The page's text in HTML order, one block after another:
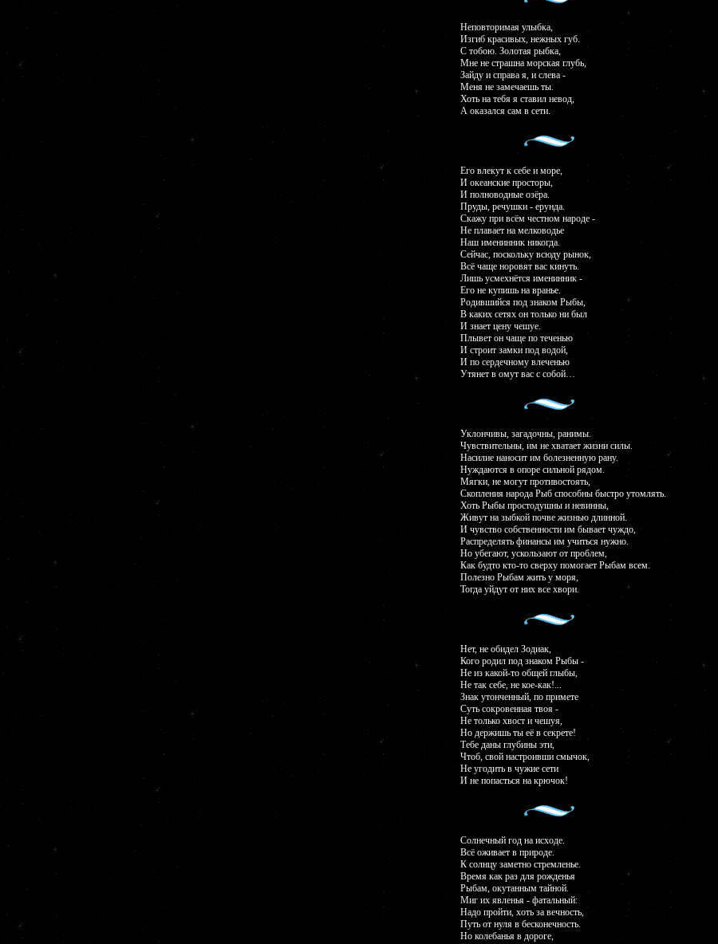
Неповторимая улыбка,
Изгиб красивых, нежных губ.
С тобою. Золотая рыбка,
Мне не страшна морская глубь,
Зайду и справа я, и слева -
Меня не замечаешь ты.
Хоть на тебя я ставил невод,
А оказался сам в сети.
Его влекут к себе и море,
И океанские просторы,
И полноводные озёра.
Пруды, речушки - ерунда.
Скажу при всём честном народе -
Не плавает на мелководье
Наш именинник никогда.
Сейчас, поскольку всюду рынок,
Всё чаще норовят вас кинуть.
Лишь усмехнётся именинник -
Его не купишь на вранье.
Родившийся под знаком Рыбы,
В каких сетях он только ни был
И знает цену чешуе.
Плывет он чаще по теченью
И строит замки под водой,
И по сердечному влеченью
Утянет в омут вас с собой…
Уклончивы, загадочны, ранимы.
Чувствительны, им не хватает жизни силы.
Насилие наносит им болезненную рану.
Нуждаются в опоре сильной рядом.
Мягки, не могут противостоять,
Скопления народа Рыб способны быстро утомлять.
Хоть Рыбы простодушны и невинны,
Живут на зыбкой почве жизнью длинной.
И чувство собственности им бывает чуждо,
Распределять финансы им учиться нужно.
Но убегают, ускользают от проблем,
Как будто кто-то сверху помогает Рыбам всем.
Полезно Рыбам жить у моря,
Тогда уйдут от них все хвори.
Нет, не обидел Зодиак,
Кого родил под знаком Рыбы -
Не из какой-то общей глыбы,
Не так себе, не кое-как!...
Знак утонченный, по примете
Суть сокровенная твоя -
Не только хвост и чешуя,
Но держишь ты её в секрете!
Тебе даны глубины эти,
Чтоб, свой настроивши смычок,
Не угодить в чужие сети
И не попасться на крючок!
Солнечный год на исходе.
Всё оживает в природе.
К солнцу заметно стремленье.
Время как раз для рожденья
Рыбам, окутанным тайной.
Миг их явленья - фатальный:
Надо пройти, хоть за вечность,
Путь от нуля в бесконечность.
Но колебанья в дороге,